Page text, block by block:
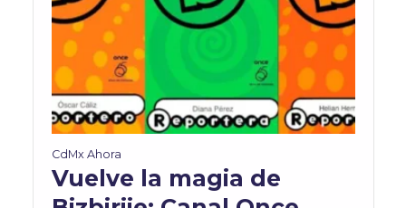
CdMx Ahora
Vuelve la magia de